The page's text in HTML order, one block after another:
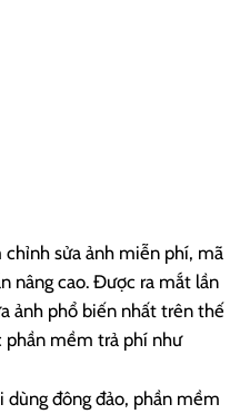
sửa ảnh miễn phí, mã
nâng cao. Được ra mắt lần
ảnh phổ biến nhất trên thế
phần mềm trả phí như
đông đảo, phần mềm